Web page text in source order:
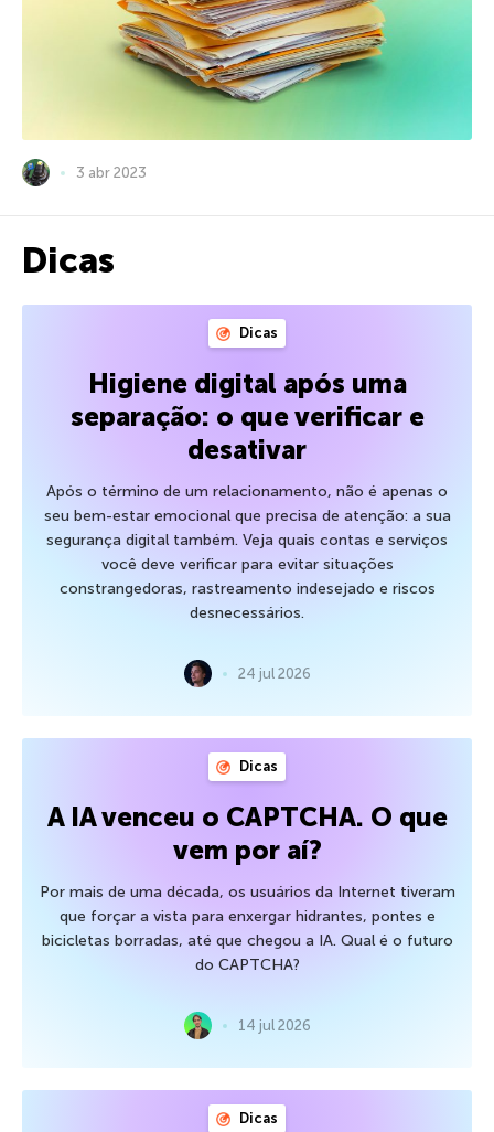
3 abr 2023
Dicas
Dicas
Higiene digital após uma
separação: o que verificar e
desativar
Após o término de um relacionamento, não é apenas o
seu bem-estar emocional que precisa de atenção: a sua
segurança digital também. Veja quais contas e serviços
você deve verificar para evitar situações
constrangedoras, rastreamento indesejado e riscos
desnecessários.
24 jul 2026
Dicas
A IA venceu o CAPTCHA. O que
vem por aí?
Por mais de uma década, os usuários da Internet tiveram
que forçar a vista para enxergar hidrantes, pontes e
bicicletas borradas, até que chegou a IA. Qual é o futuro
do CAPTCHA?
14 jul 2026
Dicas